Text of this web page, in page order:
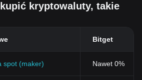
kryptowaluty, takie
Bitget
spot (maker) Nawet 0%